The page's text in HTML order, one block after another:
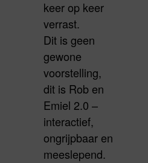
keer op keer
verrast.
Dit is geen
gewone
voorstelling,
dit is Rob en
Emiel 2.0 –
interactief,
ongrijpbaar en
meeslepend.